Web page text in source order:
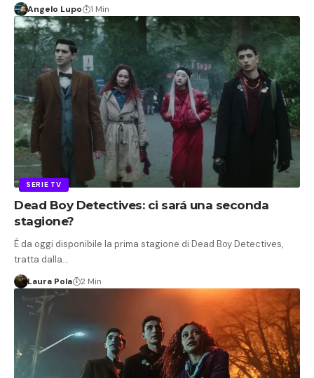
Angelo Lupo 1 Min
SERIE TV
Dead Boy Detectives: ci sará una seconda
stagione?
É da oggi disponibile la prima stagione di Dead Boy Detectives,
tratta dalla…
Laura Pola 2 Min